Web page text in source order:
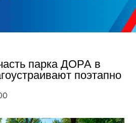
парка ДОРА в
поэтапно